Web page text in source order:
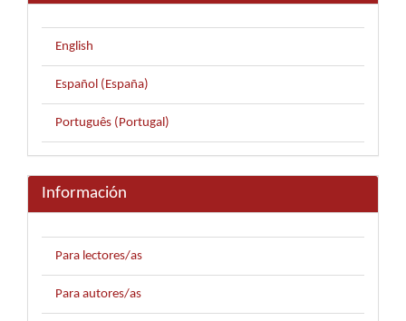
English
Español (España)
Português (Portugal)
Información
Para lectores/as
Para autores/as